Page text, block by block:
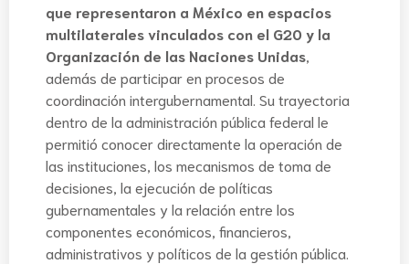
que representaron a México en espacios
multilaterales vinculados con el G20 y la
Organización de las Naciones Unidas
además de participar en procesos de
coordinación intergubernamental. Su trayectoria
dentro de la administración pública federal le
permitió conocer directamente la operación de
las instituciones, los mecanismos de toma de
decisiones, la ejecución de políticas
gubernamentales y la relación entre los
componentes económicos, financieros,
administrativos y políticos de la gestión pública.